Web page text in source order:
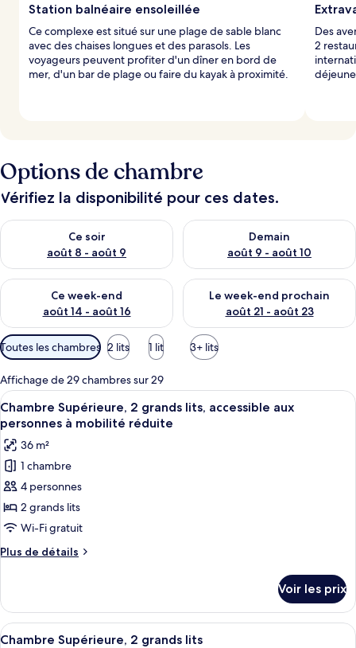
Station balnéaire ensoleillée
Ce complexe est situé sur une plage de sable blanc
avec des chaises longues et des parasols. Les
voyageurs peuvent profiter d'un dîner en bord de
mer, d'un bar de plage ou faire du kayak à proximité.
Des
2
Options de chambre
Vérifiez la disponibilité pour ces dates.
Ce soir
août 8 - août 9
Vérifier la disponibilité pour ce soir août 8 - août 9
Demain
août 9 - août 10
Vérifier la disponibilité pour
Ce week-end
août 14 - août 16
Vérifier la disponibilité pour ce week-end août 14 - août 16
Le week-end prochain
août 21 - août 23
Vérifier la disponibilité pour
Filtres
disponibles
pour
les
chambres
Toutes les chambres 2 lits 1 lit 3+ lits
Affichage de 29 chambres sur 29
Afficher
toutes
les
photos
pour
ce
type
de
chambre :
Chambre
2
grands
lits,
Une chambre d’hôtel avec deux lits,
6
Chambre Supérieure, 2 grands lits, accessible aux
personnes à mobilité réduite
36 m²
1 chambre
4 personnes
2 grands lits
Wi-Fi gratuit
Plus de détails
Plus
le
type
de
Voir les prix
Afficher
Une chambre d’hôtel avec deux lits,
6
Chambre Supérieure, 2 grands lits